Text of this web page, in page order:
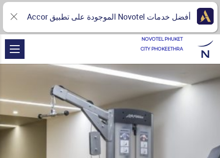
NOVOTEL PHUKET
CITY PHOKEETHRA
أفضل خدمات Novotel الموجودة على تطبيق Accor